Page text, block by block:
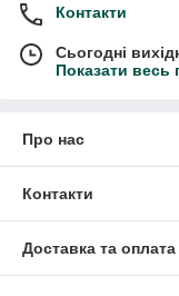
Контакти
Сьогодні
Показати весь
Про нас
Контакти
Доставка та оплата